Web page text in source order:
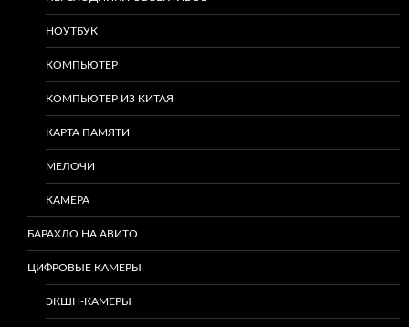
НОУТБУК
КОМПЬЮТЕР
КОМПЬЮТЕР ИЗ КИТАЯ
КАРТА ПАМЯТИ
МЕЛОЧИ
КАМЕРА
БАРАХЛО НА АВИТО
ЦИФРОВЫЕ КАМЕРЫ
ЭКШН-КАМЕРЫ